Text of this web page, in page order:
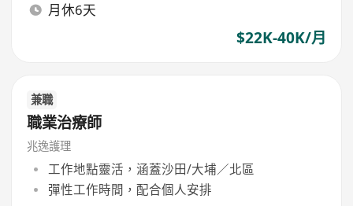
月休6天
$22K-40K/月
兼職
職業治療師
兆逸護理
工作地點靈活，涵蓋沙田/大埔／北區
彈性工作時間，配合個人安排